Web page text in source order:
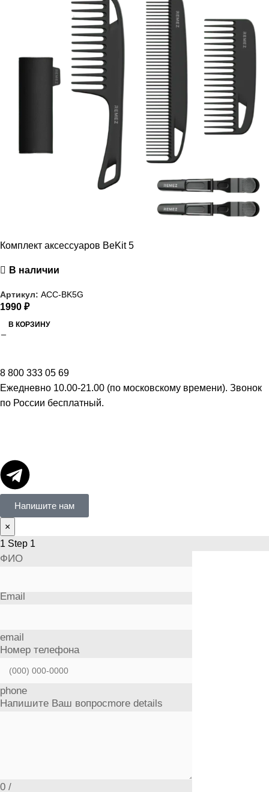
Комплект аксессуаров BeKit 5
В наличии
Артикул: ACC-BK5G
1990 ₽
В КОРЗИНУ
8 800 333 05 69
Ежедневно 10.00-21.00 (по московскому времени). Звонок
по России бесплатный.
Напишите нам
×
1 Step 1
ФИО
Email
email
Номер телефона
phone
Напишите Ваш вопросmore details
0 /